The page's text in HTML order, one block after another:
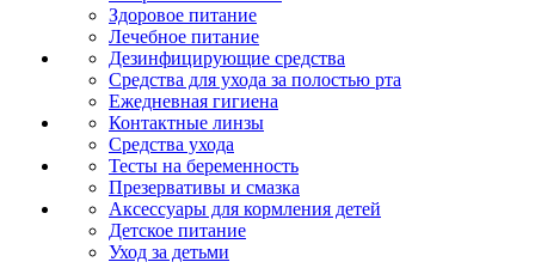
Здоровое питание
Лечебное питание
Дезинфицирующие средства
Средства для ухода за полостью рта
Ежедневная гигиена
Контактные линзы
Средства ухода
Тесты на беременность
Презервативы и смазка
Аксессуары для кормления детей
Детское питание
Уход за детьми